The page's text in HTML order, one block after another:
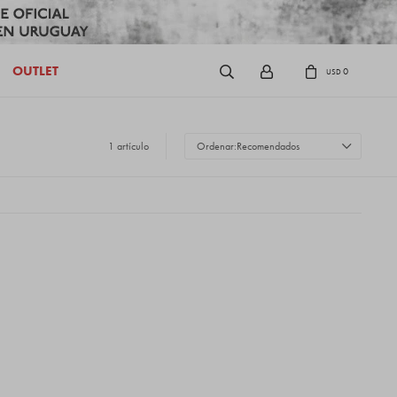
OUTLET USD0
1 artículo Recomendados